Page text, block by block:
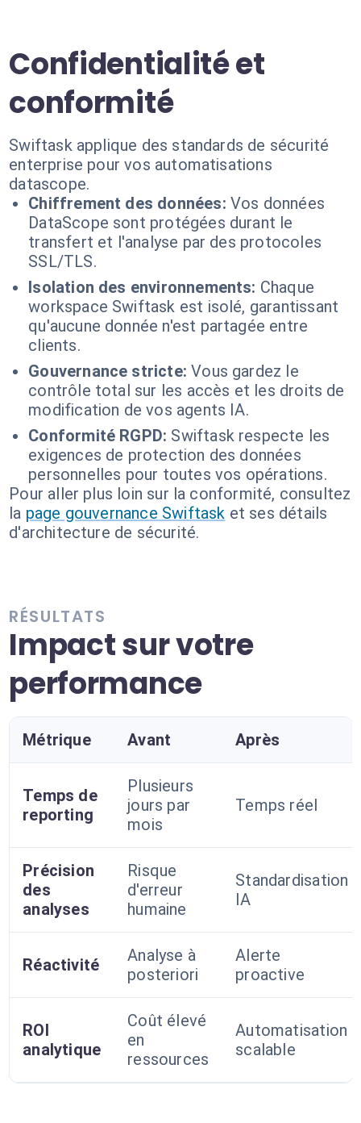
Confidentialité et
conformité
Swiftask applique des standards de sécurité
enterprise pour vos automatisations
datascope.
Chiffrement des données: Vos données
DataScope sont protégées durant le
transfert et l'analyse par des protocoles
SSL/TLS.
Isolation des environnements: Chaque
workspace Swiftask est isolé, garantissant
qu'aucune donnée n'est partagée entre
clients.
Gouvernance stricte: Vous gardez le
contrôle total sur les accès et les droits de
modification de vos agents IA.
Conformité RGPD: Swiftask respecte les
exigences de protection des données
personnelles pour toutes vos opérations.
Pour aller plus loin sur la conformité, consultez
la page gouvernance Swiftask et ses détails
d'architecture de sécurité.
RÉSULTATS
Impact sur votre
performance
Métrique Avant Après
Temps de
reporting
Plusieurs
jours par
mois
Temps réel
Précision
des
analyses
Risque
d'erreur
humaine
Standardisation
IA
Réactivité
Analyse à
posteriori
Alerte
proactive
ROI
analytique
Coût élevé
en
ressources
Automatisation
scalable